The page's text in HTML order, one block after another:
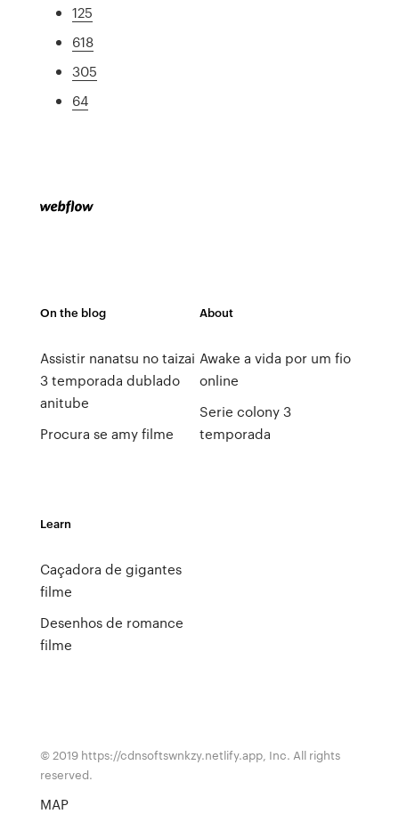
125
618
305
64
On the blog
Assistir nanatsu no taizai
3 temporada dublado
anitube
Procura se amy filme
About
Awake a vida por um fio
online
Serie colony 3
temporada
Learn
Caçadora de gigantes
filme
Desenhos de romance
filme
© 2019 https://cdnsoftswnkzy.netlify.app, Inc. All rights
reserved.
MAP